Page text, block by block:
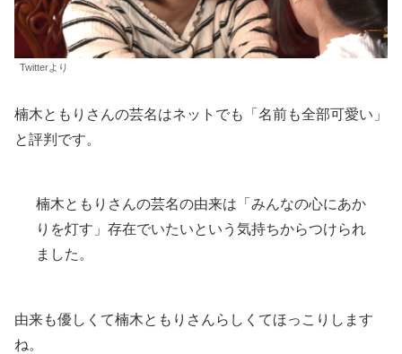
Twitterより
楠木ともりさんの芸名はネットでも「名前も全部可愛い」
と評判です。
楠木ともりさんの芸名の由来は「みんなの心にあか
りを灯す」存在でいたいという気持ちからつけられ
ました。
由来も優しくて楠木ともりさんらしくてほっこりします
ね。